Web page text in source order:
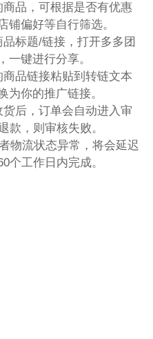
品，可根据是否有优惠
铺偏好等自行筛选。
标题/链接，打开多多团
一键进行分享。
品链接粘贴到转链文本
为你的推广链接。
后，订单会自动进入审
款，则审核失败。
物流状态异常，将会延迟
个工作日内完成。